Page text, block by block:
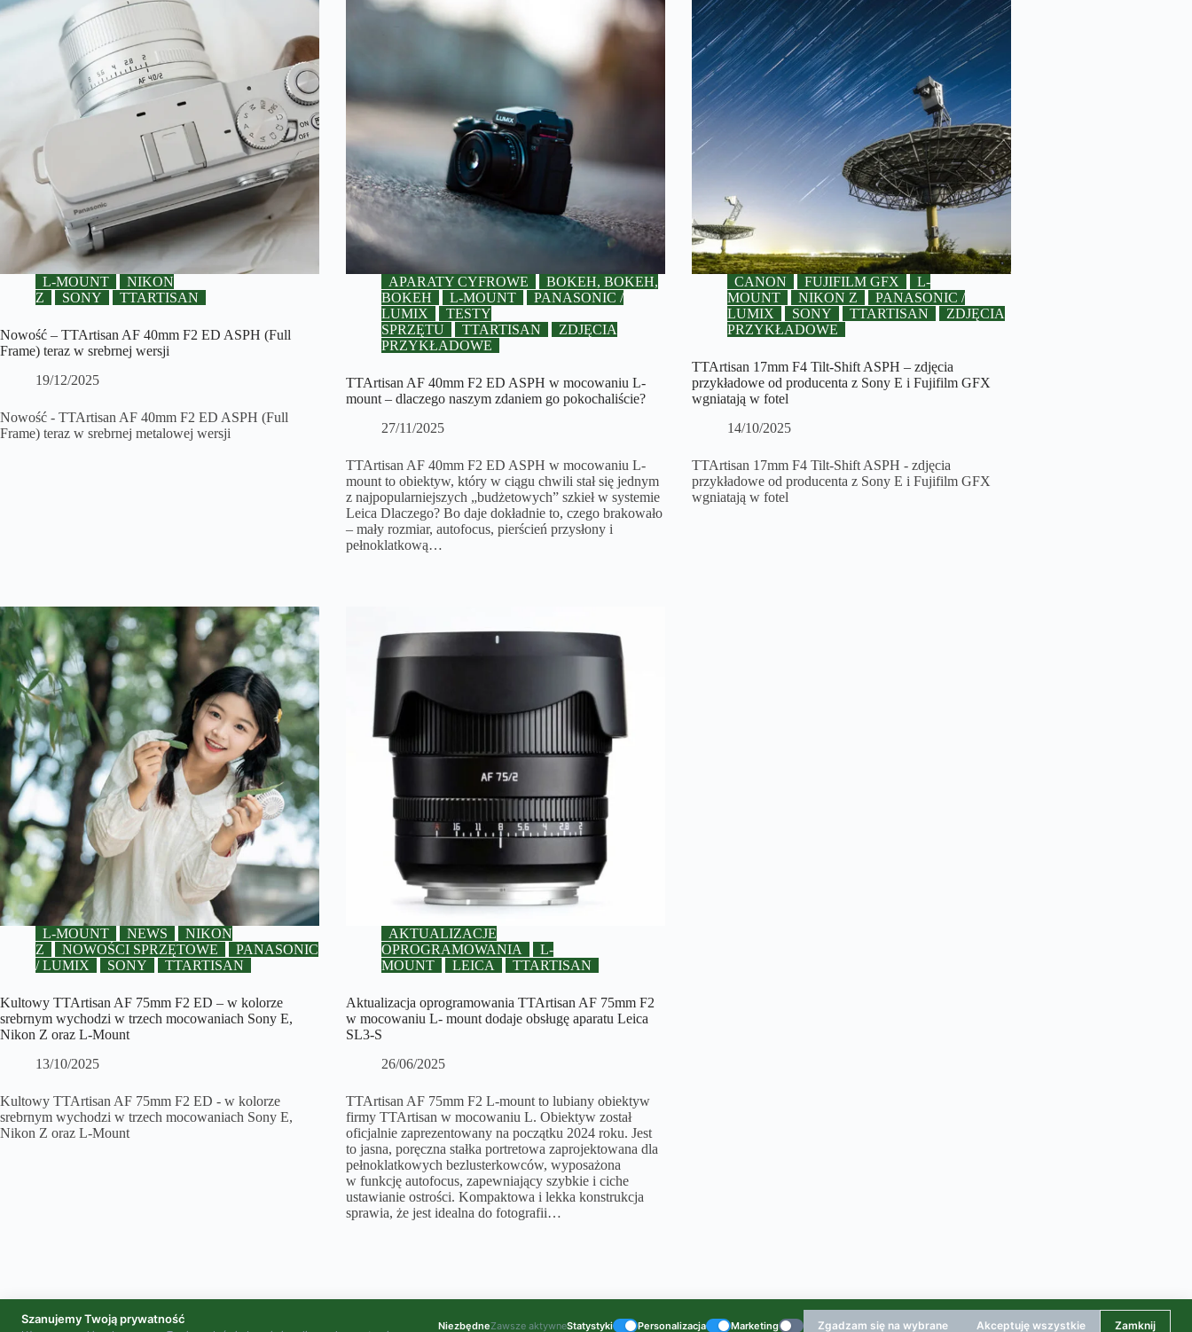
L-MOUNT
NIKON
Z
SONY TTARTISAN
Nowość – TTArtisan AF 40mm F2 ED ASPH (Full
Frame) teraz w srebrnej wersji
19/12/2025
Nowość - TTArtisan AF 40mm F2 ED ASPH (Full
Frame) teraz w srebrnej metalowej wersji
APARATY CYFROWE
BOKEH, BOKEH,
BOKEH
L-MOUNT
PANASONIC /
LUMIX
TESTY
SPRZĘTU
TTARTISAN
ZDJĘCIA
PRZYKŁADOWE
TTArtisan AF 40mm F2 ED ASPH w mocowaniu L-
mount – dlaczego naszym zdaniem go pokochaliście?
27/11/2025
TTArtisan AF 40mm F2 ED ASPH w mocowaniu L-
mount to obiektyw, który w ciągu chwili stał się jednym
z najpopularniejszych „budżetowych” szkieł w systemie
Leica Dlaczego? Bo daje dokładnie to, czego brakowało
– mały rozmiar, autofocus, pierścień przysłony i
pełnoklatkową…
CANON FUJIFILM GFX
L-
MOUNT
NIKON Z
PANASONIC /
LUMIX
SONY TTARTISAN
ZDJĘCIA
PRZYKŁADOWE
TTArtisan 17mm F4 Tilt-Shift ASPH – zdjęcia
przykładowe od producenta z Sony E i Fujifilm GFX
wgniatają w fotel
14/10/2025
TTArtisan 17mm F4 Tilt-Shift ASPH - zdjęcia
przykładowe od producenta z Sony E i Fujifilm GFX
wgniatają w fotel
L-MOUNT NEWS
NIKON
Z
NOWOŚCI SPRZĘTOWE
PANASONIC
/ LUMIX
SONY TTARTISAN
Kultowy TTArtisan AF 75mm F2 ED – w kolorze
srebrnym wychodzi w trzech mocowaniach Sony E,
Nikon Z oraz L-Mount
13/10/2025
Kultowy TTArtisan AF 75mm F2 ED - w kolorze
srebrnym wychodzi w trzech mocowaniach Sony E,
Nikon Z oraz L-Mount
AKTUALIZACJE
OPROGRAMOWANIA
L-
MOUNT
LEICA TTARTISAN
Aktualizacja oprogramowania TTArtisan AF 75mm F2
w mocowaniu L- mount dodaje obsługę aparatu Leica
SL3-S
26/06/2025
TTArtisan AF 75mm F2 L-mount to lubiany obiektyw
firmy TTArtisan w mocowaniu L. Obiektyw został
oficjalnie zaprezentowany na początku 2024 roku. Jest
to jasna, poręczna stałka portretowa zaprojektowana dla
pełnoklatkowych bezlusterkowców, wyposażona
w funkcję autofocus, zapewniający szybkie i ciche
ustawianie ostrości. Kompaktowa i lekka konstrukcja
sprawia, że jest idealna do fotografii…
Szanujemy Twoją prywatność
NiezbędneZawsze aktywneStatystyki Personalizacja Marketing Zgadzam się na wybrane Akceptuję wszystkie Zamknij